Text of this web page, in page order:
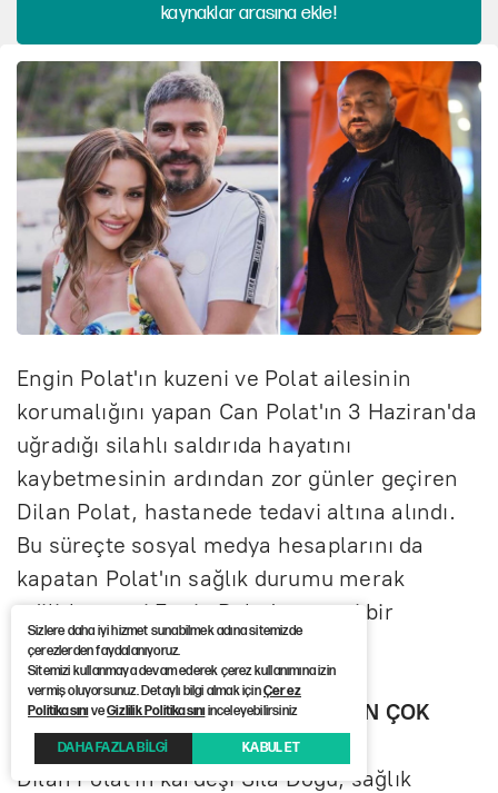
kaynaklar arasına ekle!
Engin Polat'ın kuzeni ve Polat ailesinin
korumalığını yapan Can Polat'ın 3 Haziran'da
uğradığı silahlı saldırıda hayatını
kaybetmesinin ardından zor günler geçiren
Dilan Polat, hastanede tedavi altına alındı.
Bu süreçte sosyal medya hesaplarını da
kapatan Polat'ın sağlık durumu merak
edilirken, eşi Engin Polat'tan yeni bir
paylaşım geldi.
SILA DOĞU: DUALARINIZ BİZİM İÇİN ÇOK
KIYMETLİ
Dilan Polat'ın kardeşi Sıla Doğu, sağlık
Sizlere daha iyi hizmet sunabilmek adına sitemizde
çerezlerden faydalanıyoruz.
Sitemizi kullanmaya devam ederek çerez kullanımına izin
vermiş oluyorsunuz. Detaylı bilgi almak içinÇerez
PolitikasınıveGizlilik Politikasınıinceleyebilirsiniz
DAHA FAZLA BİLGİ KABUL ET